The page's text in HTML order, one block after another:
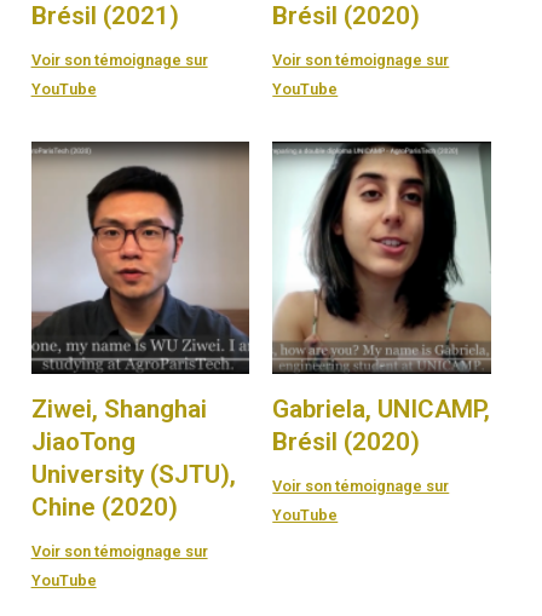
Brésil (2021)
Voir son témoignage sur
YouTube
Brésil (2020)
Voir son témoignage sur
YouTube
Ziwei, Shanghai
JiaoTong
University (SJTU),
Chine (2020)
Voir son témoignage sur
YouTube
Gabriela, UNICAMP,
Brésil (2020)
Voir son témoignage sur
YouTube